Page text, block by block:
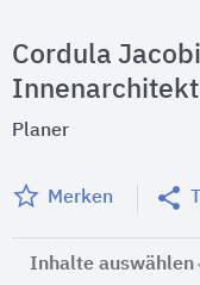
Cordula
Planer
Merken
Inhalte auswählen